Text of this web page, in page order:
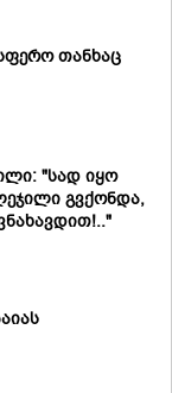
თანხაც
"სად იყო
გვქონდა,